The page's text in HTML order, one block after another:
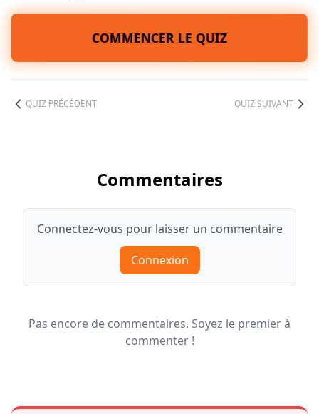
COMMENCER LE QUIZ
QUIZ PRÉCÉDENT QUIZ SUIVANT
Commentaires
Connectez-vous pour laisser un commentaire
Connexion
Pas encore de commentaires. Soyez le premier à
commenter !